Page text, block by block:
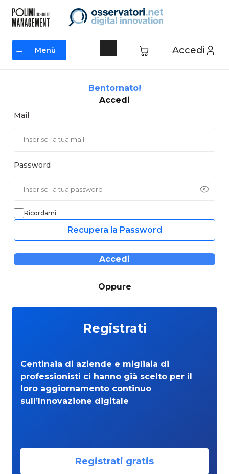
contenuto
Accedi
Menù
Bentornato!
Accedi
Mail
Password
Ricordami
Recupera la Password
Accedi
Oppure
Registrati
Centinaia di aziende e migliaia di
professionisti ci hanno già scelto per il
loro aggiornamento continuo
sull’Innovazione digitale
Registrati gratis